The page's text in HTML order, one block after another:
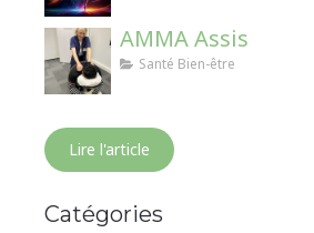
AMMA Assis
Santé Bien-être
Lire l'article
Catégories